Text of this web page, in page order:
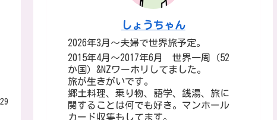
しょうちゃん
2026年3月～夫婦で世界旅予定。
2015年4月～2017年6月 世界一周（52
か国）&NZワーホリしてました。
旅が生きがいです。
郷土料理、乗り物、語学、銭湯、旅に
関することは何でも好き。マンホール
カード収集もしてます。